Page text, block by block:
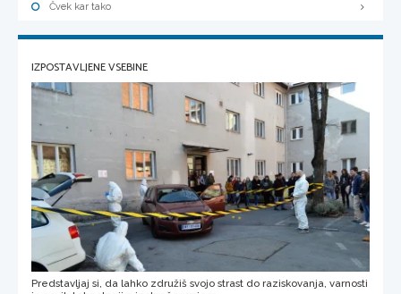
Čvek kar tako
IZPOSTAVLJENE VSEBINE
Predstavljaj si, da lahko združiš svojo strast do raziskovanja, varnosti